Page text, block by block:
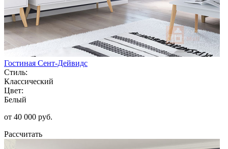
Гостиная Сент-Дейвидс
Стиль:
Классический
Цвет:
Белый
от 40 000 руб.
Рассчитать